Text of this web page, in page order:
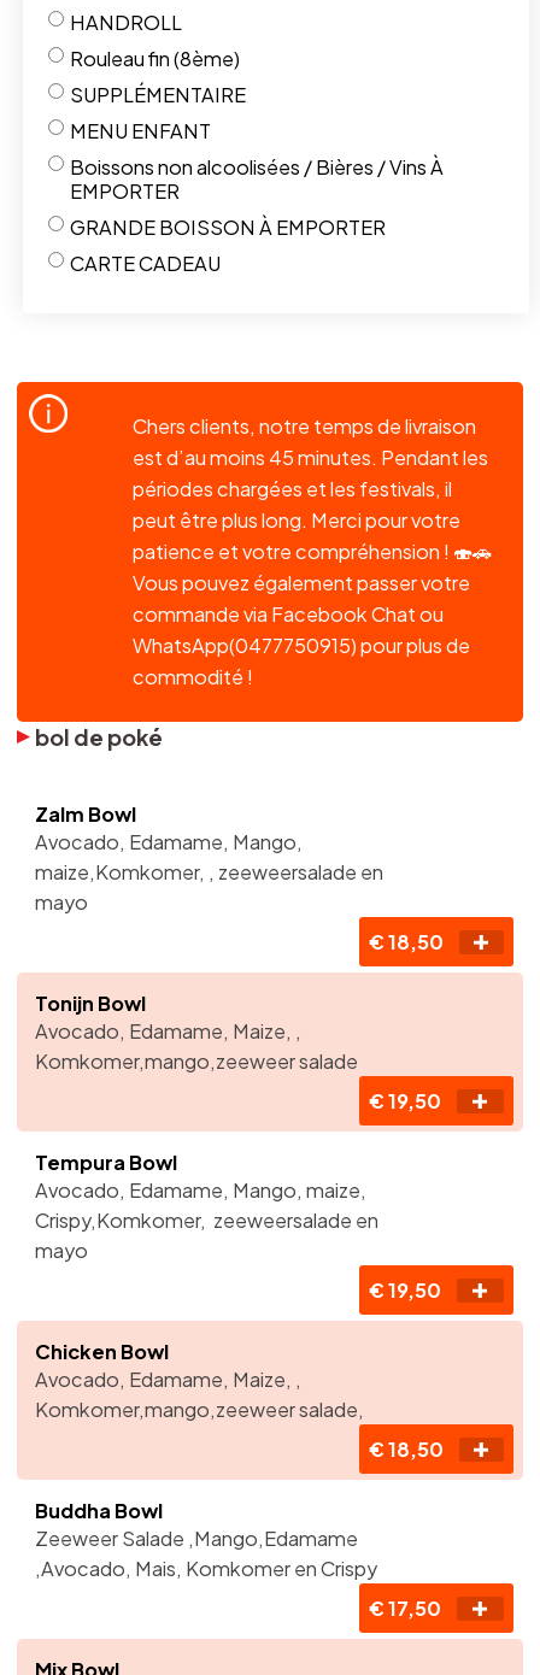
HANDROLL
Rouleau fin (8ème)
SUPPLÉMENTAIRE
MENU ENFANT
Boissons non alcoolisées / Bières / Vins À
EMPORTER
GRANDE BOISSON À EMPORTER
CARTE CADEAU
Chers clients, notre temps de livraison
est d’au moins 45 minutes. Pendant les
périodes chargées et les festivals, il
peut être plus long. Merci pour votre
patience et votre compréhension ! 🍣🚗
Vous pouvez également passer votre
commande via Facebook Chat ou
WhatsApp(0477750915) pour plus de
commodité !
bol de poké
Zalm Bowl
Avocado, Edamame, Mango,
maize,Komkomer, , zeeweersalade en
mayo
€ 18,50
Tonijn Bowl
Avocado, Edamame, Maize, ,
Komkomer,mango,zeeweer salade
€ 19,50
Tempura Bowl
Avocado, Edamame, Mango, maize,
Crispy,Komkomer, zeeweersalade en
mayo
€ 19,50
Chicken Bowl
Avocado, Edamame, Maize, ,
Komkomer,mango,zeeweer salade,
€ 18,50
Buddha Bowl
Zeeweer Salade ,Mango,Edamame
,Avocado, Mais, Komkomer en Crispy
€ 17,50
Mix Bowl